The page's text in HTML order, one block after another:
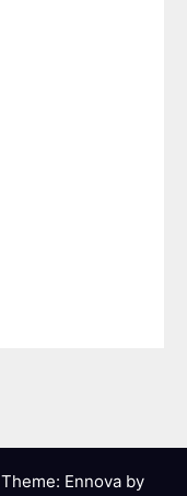
Theme: Ennova by